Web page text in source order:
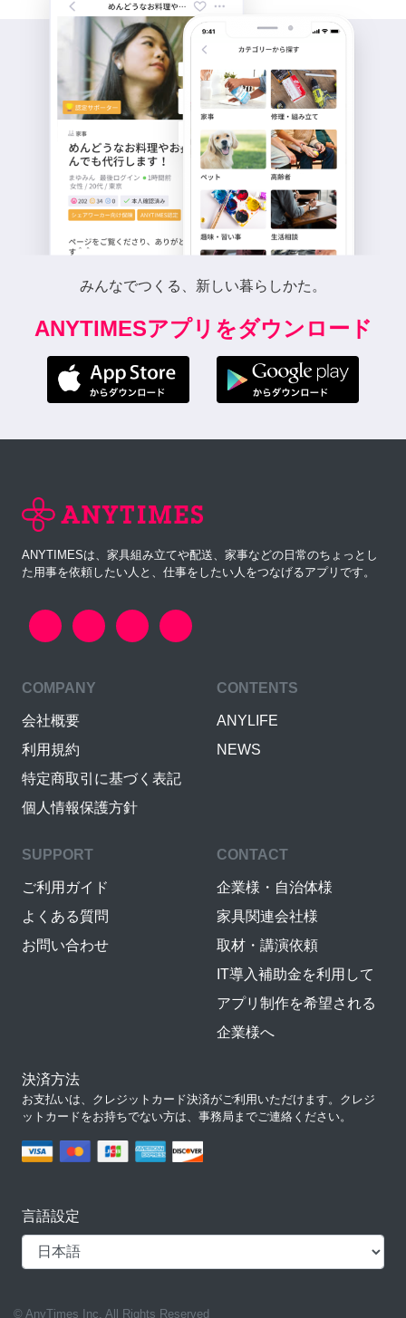
みんなでつくる、新しい暮らしかた。
ANYTIMESアプリをダウンロード
ANYTIMESは、家具組み立てや配送、家事などの日常のちょっとし
た用事を依頼したい人と、仕事をしたい人をつなげるアプリです。
COMPANY
会社概要
利用規約
特定商取引に基づく表記
個人情報保護方針
CONTENTS
ANYLIFE
NEWS
SUPPORT
ご利用ガイド
よくある質問
お問い合わせ
CONTACT
企業様・自治体様
家具関連会社様
取材・講演依頼
IT導入補助金を利用して
アプリ制作を希望される
企業様へ
決済方法
お支払いは、クレジットカード決済がご利用いただけます。クレジ
ットカードをお持ちでない方は、事務局までご連絡ください。
言語設定
© AnyTimes Inc. All Rights Reserved